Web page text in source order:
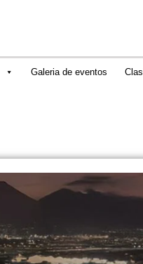
Galeria de eventos